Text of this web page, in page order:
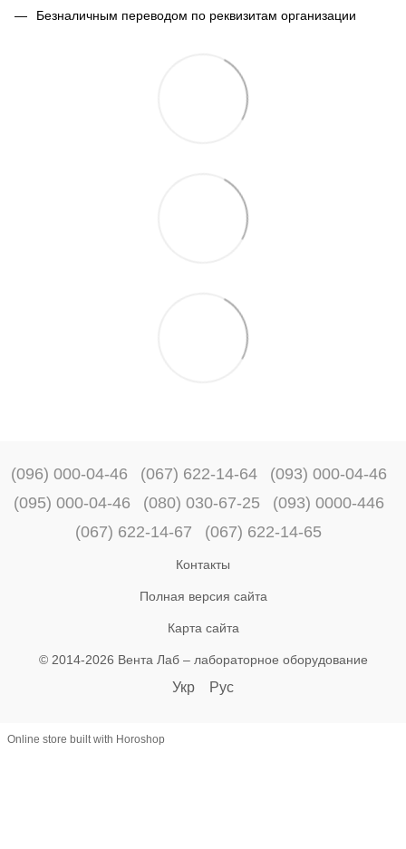
Безналичным переводом по реквизитам организации
(096) 000-04-46 (067) 622-14-64
(093) 000-04-46
(095) 000-04-46
(080) 030-67-25
(093) 0000-446
(067) 622-14-67
(067) 622-14-65
Контакты
Полная версия сайта
Карта сайта
© 2014-2026 Вента Лаб – лабораторное оборудование
Укр Рус
Online store built with Horoshop